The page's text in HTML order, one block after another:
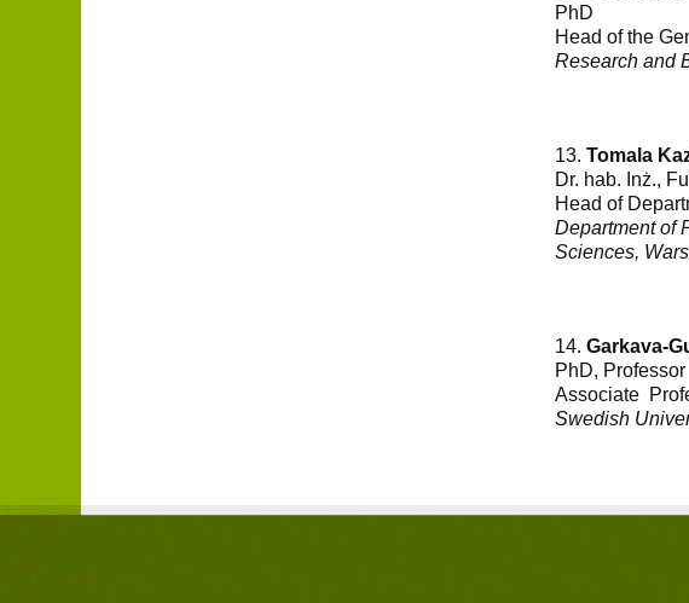
PhD
Head of the
Research and
13. Tomala
Dr. hab. Inż.,
Head of
Department of
Sciences,
14. Garkava-
PhD,
Associate P
Swedish